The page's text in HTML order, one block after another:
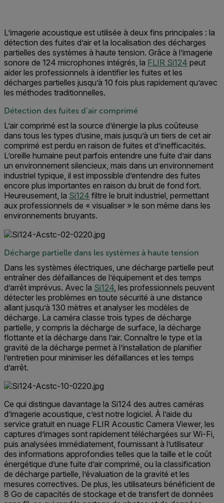
L’imagerie acoustique est utilisée à deux fins principales : la
détection des fuites d’air et la localisation des décharges
partielles des systèmes à haute tension. Grâce à l’imagerie
sonore de 124 microphones intégrés, la FLIR Si124 peut
aider les professionnels à identifier les fuites et les
décharges partielles jusqu’à 10 fois plus rapidement qu’avec
les méthodes traditionnelles.
Détection des fuites d’air comprimé
L’air comprimé est la source d’énergie la plus coûteuse
dans tous les types d’usine, mais jusqu’à un tiers de cet air
comprimé est perdu en raison de fuites et d’inefficacités.
L’oreille humaine peut parfois entendre une fuite d’air dans
un environnement silencieux, mais dans un environnement
industriel typique, il est impossible d’entendre des fuites
encore plus importantes en raison du bruit de fond fort.
Heureusement, la Si124 filtre le bruit industriel, permettant
aux professionnels de « visualiser » le son même dans les
environnements bruyants.
Décharge partielle dans les systèmes à haute tension
Dans les systèmes électriques, une décharge partielle peut
entraîner des défaillances de l’équipement et des temps
d’arrêt imprévus. Avec la Si124 , les professionnels peuvent
détecter les problèmes en toute sécurité à une distance
allant jusqu’à 130 mètres et analyser les modèles de
décharge. La caméra classe trois types de décharge
partielle, y compris la décharge de surface, la décharge
flottante et la décharge dans l’air. Connaître le type et la
gravité de la décharge permet à l’installation de planifier
l’entretien pour minimiser les défaillances et les temps
d’arrêt.
Ce qui distingue davantage la Si124 des autres caméras
d’imagerie acoustique, c’est notre logiciel. À l’aide du
service gratuit en nuage FLIR Acoustic Camera Viewer, les
captures d’images sont rapidement téléchargées sur Wi-Fi,
puis analysées immédiatement, fournissant à l’utilisateur
des informations approfondies telles que la taille et le coût
énergétique d’une fuite d’air comprimé, ou la classification
de décharge partielle, l’évaluation de la gravité et les
mesures correctives. De plus, les utilisateurs bénéficient de
8 Go de capacités de stockage et de transfert de données